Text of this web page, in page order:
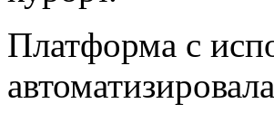
Платформа с